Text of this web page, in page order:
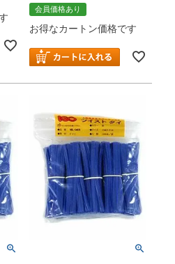
会員価格あり
お得なカートン価格です